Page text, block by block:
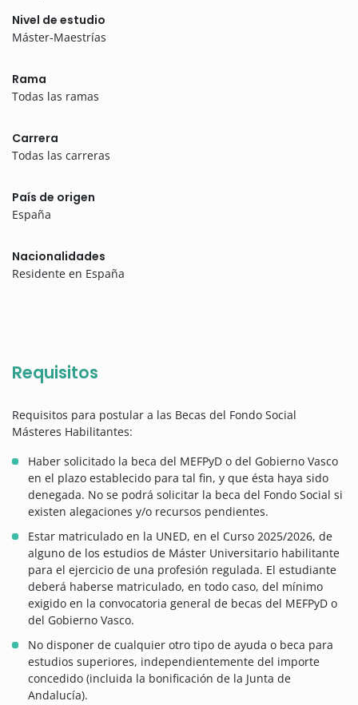
Nivel de estudio
Máster-Maestrías
Rama
Todas las ramas
Carrera
Todas las carreras
País de origen
España
Nacionalidades
Residente en España
Requisitos
Requisitos para postular a las Becas del Fondo Social
Másteres Habilitantes:
Haber solicitado la beca del MEFPyD o del Gobierno Vasco
en el plazo establecido para tal fin, y que ésta haya sido
denegada. No se podrá solicitar la beca del Fondo Social si
existen alegaciones y/o recursos pendientes.
Estar matriculado en la UNED, en el Curso 2025/2026, de
alguno de los estudios de Máster Universitario habilitante
para el ejercicio de una profesión regulada. El estudiante
deberá haberse matriculado, en todo caso, del mínimo
exigido en la convocatoria general de becas del MEFPyD o
del Gobierno Vasco.
No disponer de cualquier otro tipo de ayuda o beca para
estudios superiores, independientemente del importe
concedido (incluida la bonificación de la Junta de
Andalucía).